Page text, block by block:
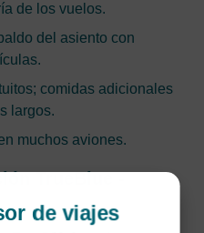
de los vuelos.
del asiento con
comidas adicionales
largos.
muchos aviones.
TrueBlue -
de viajes